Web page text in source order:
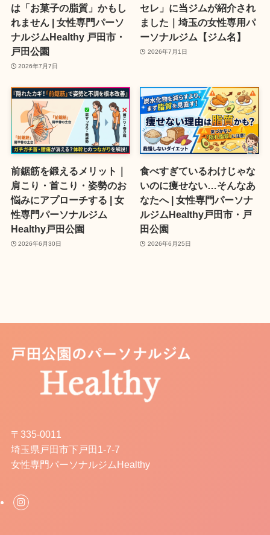
は「お菓子の脂質」かもし
れません | 女性専門パーソ
ナルジムHealthy 戸田市・
戸田公園
2026年7月7日
セレ」に当ジムが紹介され
ました｜埼玉の女性専用パ
ーソナルジム【ジム名】
2026年7月1日
前鋸筋を鍛えるメリット｜
肩こり・首こり・姿勢のお
悩みにアプローチする | 女
性専門パーソナルジム
Healthy戸田公園
2026年6月30日
食べすぎているわけじゃな
いのに痩せない…そんなあ
なたへ | 女性専門パーソナ
ルジムHealthy戸田市・戸
田公園
2026年6月25日
〒335-0011
埼玉県戸田市下戸田1-7-7
女性専門パーソナルジムHealthy